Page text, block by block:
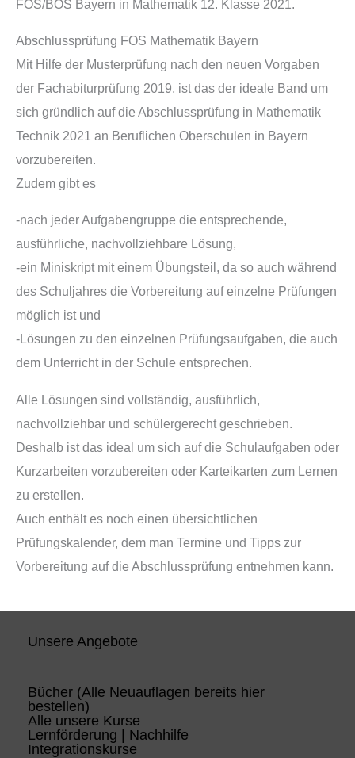
FOS/BOS Bayern in Mathematik 12. Klasse 2021.
Abschlussprüfung FOS Mathematik Bayern
Mit Hilfe der Musterprüfung nach den neuen Vorgaben
der Fachabiturprüfung 2019, ist das der ideale Band um
sich gründlich auf die Abschlussprüfung in Mathematik
Technik 2021 an Beruflichen Oberschulen in Bayern
vorzubereiten.
Zudem gibt es
-nach jeder Aufgabengruppe die entsprechende,
ausführliche, nachvollziehbare Lösung,
-ein Miniskript mit einem Übungsteil, da so auch während
des Schuljahres die Vorbereitung auf einzelne Prüfungen
möglich ist und
-Lösungen zu den einzelnen Prüfungsaufgaben, die auch
dem Unterricht in der Schule entsprechen.
Alle Lösungen sind vollständig, ausführlich,
nachvollziehbar und schülergerecht geschrieben.
Deshalb ist das ideal um sich auf die Schulaufgaben oder
Kurzarbeiten vorzubereiten oder Karteikarten zum Lernen
zu erstellen.
Auch enthält es noch einen übersichtlichen
Prüfungskalender, dem man Termine und Tipps zur
Vorbereitung auf die Abschlussprüfung entnehmen kann.
Unsere Angebote
Bücher (Alle Neuauflagen bereits hier
bestellen)
Alle unsere Kurse
Lernförderung | Nachhilfe
Integrationskurse